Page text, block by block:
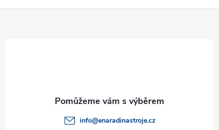
info@enaradinastroje.cz